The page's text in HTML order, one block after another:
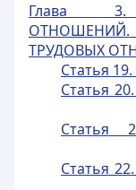
Глава 3.
ОТНОШЕНИЙ.
ТРУДОВЫХ
Статья
Статья
Статья
Статья